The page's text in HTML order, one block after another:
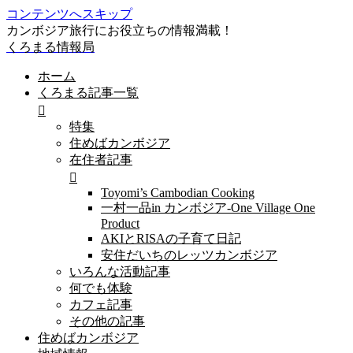
コンテンツへスキップ
カンボジア旅行にお役立ちの情報満載！
くろまる情報局
ホーム
くろまる記事一覧
特集
住めばカンボジア
在住者記事
Toyomi’s Cambodian Cooking
一村一品in カンボジア-One Village One
Product
AKIとRISAの子育て日記
安住だいちのレッツカンボジア
いろんな活動記事
何でも体験
カフェ記事
その他の記事
住めばカンボジア